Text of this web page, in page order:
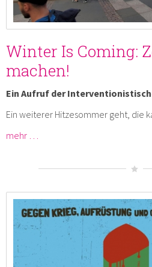
Winter Is Coming:
machen!
Ein Aufruf der
Ein weiterer Hitzesommer geht, die
mehr …